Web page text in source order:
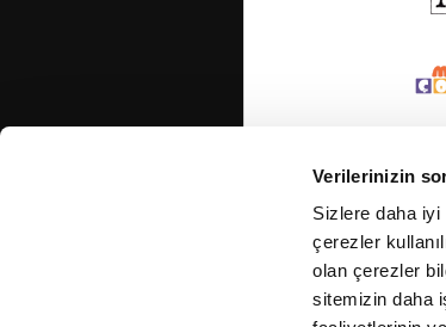
Verilerinizin
Sizlere daha
çerezler
olan çerezler
sitemizin daha